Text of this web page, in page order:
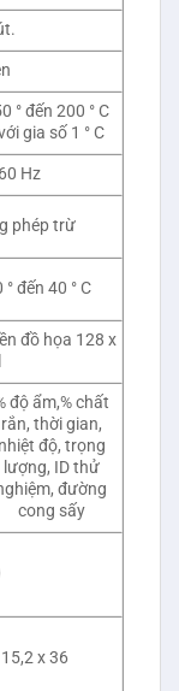
° đến 200 ° C
gia số 1 ° C
Hz
phép trừ
đến 40 ° C
đồ họa 128 x
độ ẩm,% chất
rắn, thời gian,
nhiệt độ, trọng
lượng, ID thử
đường
cong sấy
x 36